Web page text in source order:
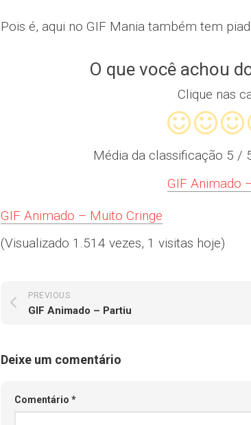
Pois é, aqui no GIF Mania também tem
O que você achou
Clique nas
Média da classificação 5 /
GIF Animado
GIF Animado – Muito Cringe
(Visualizado 1.514 vezes, 1 visitas hoje)
PREVIOUS
GIF Animado – Partiu
Deixe um comentário
Comentário *